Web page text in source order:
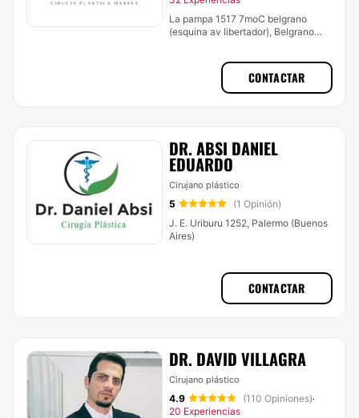
La pampa 1517 7moC belgrano
(esquina av libertador), Belgrano
CONTACTAR
DR. ABSI DANIEL
EDUARDO
Cirujano plástico
5
(1 Opinión)
J. E. Uriburu 1252, Palermo (Buenos
Aires)
CONTACTAR
DR. DAVID VILLAGRA
Cirujano plástico
4.9 (110 Opiniones)·
20 Experiencias